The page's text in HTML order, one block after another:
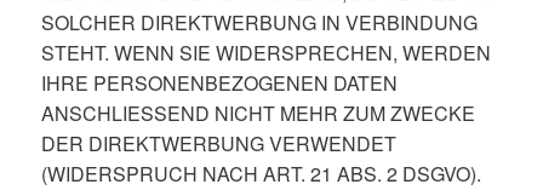
SOLCHER DIREKTWERBUNG IN VERBINDUNG
STEHT. WENN SIE WIDERSPRECHEN, WERDEN
IHRE PERSONENBEZOGENEN DATEN
ANSCHLIESSEND NICHT MEHR ZUM ZWECKE
DER DIREKTWERBUNG VERWENDET
(WIDERSPRUCH NACH ART. 21 ABS. 2 DSGVO).